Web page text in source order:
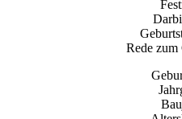
Rede zum